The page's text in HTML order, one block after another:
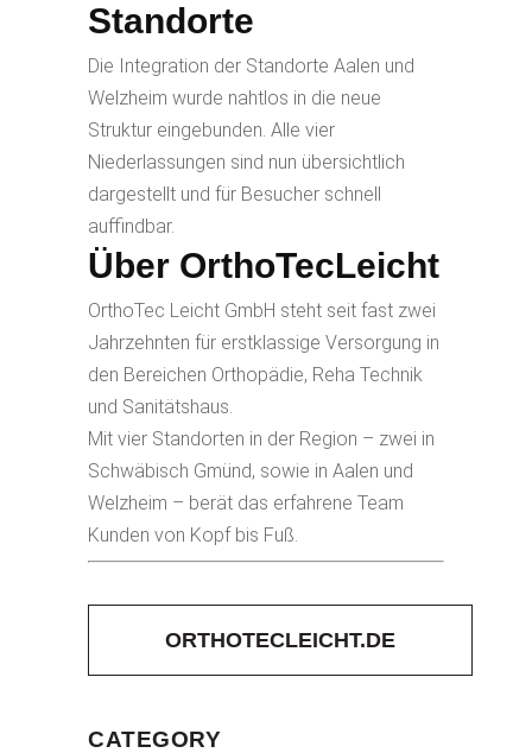
Standorte
Die Integration der Standorte Aalen und
Welzheim wurde nahtlos in die neue
Struktur eingebunden. Alle vier
Niederlassungen sind nun übersichtlich
dargestellt und für Besucher schnell
auffindbar.
Über OrthoTecLeicht
OrthoTec Leicht GmbH steht seit fast zwei
Jahrzehnten für erstklassige Versorgung in
den Bereichen Orthopädie, Reha Technik
und Sanitätshaus.
Mit vier Standorten in der Region – zwei in
Schwäbisch Gmünd, sowie in Aalen und
Welzheim – berät das erfahrene Team
Kunden von Kopf bis Fuß.
ORTHOTECLEICHT.DE
CATEGORY